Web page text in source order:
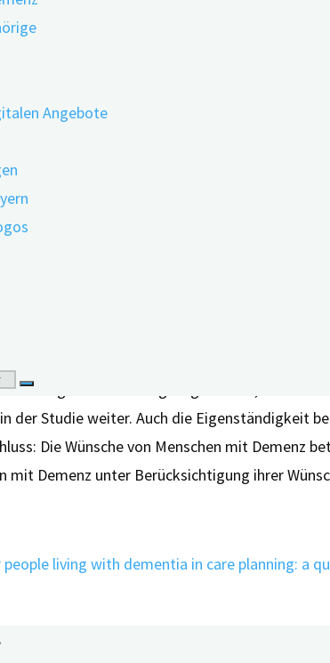
Angebote
mit Demenz gründet sich in erster Linie in
und aktiv bleiben
mit der Familie hat für Menschen mit
Befragten ihren Alltag so gestalten, wie sie
der Studie weiter. Auch die Eigenständigkeit
Die Wünsche von Menschen mit Demenz
mit Demenz unter Berücksichtigung ihrer
living with dementia in care planning: a